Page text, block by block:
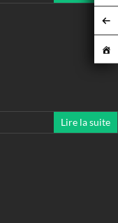
Lire la suite